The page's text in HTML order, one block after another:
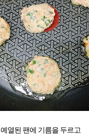
예열된 팬에 기름을 두르고